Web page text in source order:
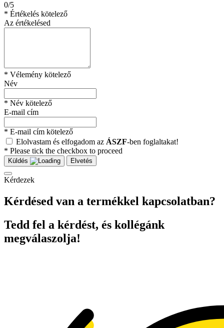
0/5
* Értékelés kötelező
Az értékelésed
* Vélemény kötelező
Név
* Név kötelező
E-mail cím
* E-mail cím kötelező
Elolvastam és elfogadom az ÁSZF-ben foglaltakat!
* Please tick the checkbox to proceed
Küldés Elvetés
Kérdezek
Kérdésed van a termékkel kapcsolatban?
Tedd fel a kérdést, és kollégánk
megválaszolja!